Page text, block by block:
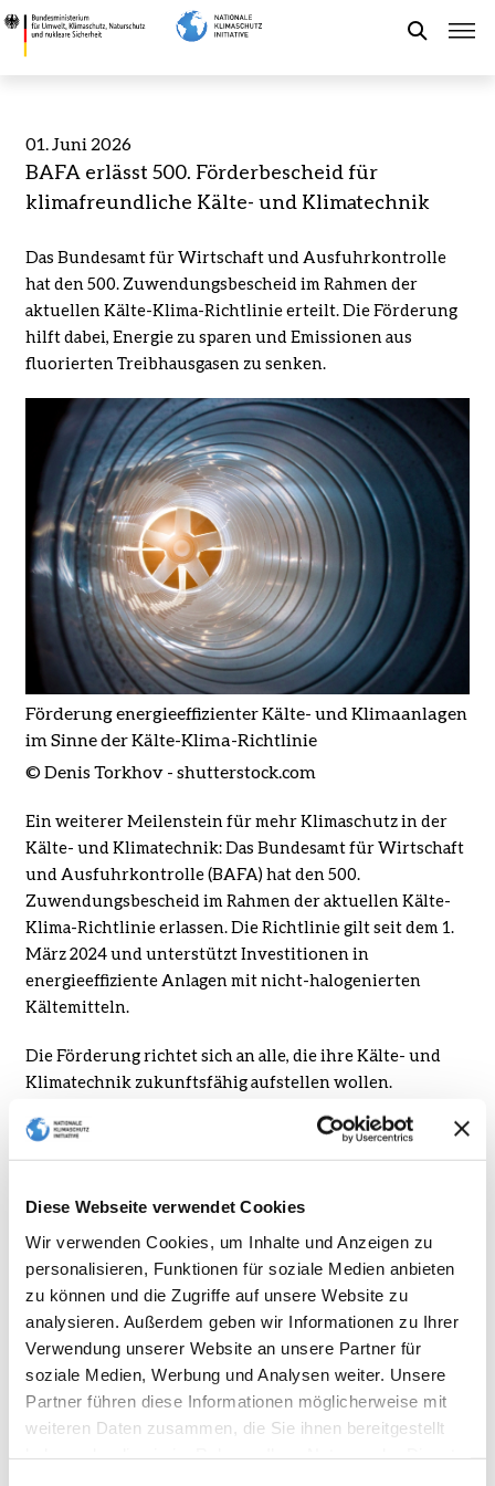
Diese Webseite verwendet Cookies
Wir verwenden Cookies, um Inhalte und Anzeigen zu
personalisieren, Funktionen für soziale Medien anbieten
zu können und die Zugriffe auf unsere Website zu
analysieren. Außerdem geben wir Informationen zu Ihrer
Verwendung unserer Website an unsere Partner für
soziale Medien, Werbung und Analysen weiter. Unsere
Partner führen diese Informationen möglicherweise mit
weiteren Daten zusammen, die Sie ihnen bereitgestellt
Direkt
zum
BAFA
erlässt
klimafreundliche
Kälte-
und
Bundesministerium
für
Umwelt,
Klimaschutz,
Naturschutz
nukleare
Sicherheit
Kommunaler Klimaschutz
Aktuelles
Leichte Sprache
01. Juni 2026
BAFA erlässt 500. Förderbescheid für
klimafreundliche Kälte- und Klimatechnik
Das Bundesamt für Wirtschaft und Ausfuhrkontrolle
hat den 500. Zuwendungsbescheid im Rahmen der
aktuellen Kälte-Klima-Richtlinie erteilt. Die Förderung
hilft dabei, Energie zu sparen und Emissionen aus
fluorierten Treibhausgasen zu senken.
Förderung energieeffizienter Kälte- und Klimaanlagen
im Sinne der Kälte-Klima-Richtlinie
© Denis Torkhov - shutterstock.com
Ein weiterer Meilenstein für mehr Klimaschutz in der
Kälte- und Klimatechnik: Das Bundesamt für Wirtschaft
und Ausfuhrkontrolle (BAFA) hat den 500.
Zuwendungsbescheid im Rahmen der aktuellen Kälte-
Klima-Richtlinie erlassen. Die Richtlinie gilt seit dem 1.
März 2024 und unterstützt Investitionen in
energieeffiziente Anlagen mit nicht-halogenierten
Kältemitteln.
Die Förderung richtet sich an alle, die ihre Kälte- und
Klimatechnik zukunftsfähig aufstellen wollen.
bestehender Technik. Auch die Einbindung
erneuerbarer Energien gehört dazu. Darüber hinaus
Abwärme nutzbar machen.
Nicht-halogenierten Kältemitteln kommt dabei eine
zentrale Rolle zu. Sie kommen ohne Fluor und Chlor aus,
belasten das Klima deutlich weniger und zählen nicht zu
den PFAS, den sogenannten Ewigkeits-Chemikalien.
Zum Einsatz kommen zum Beispiel CO₂, Ammoniak,
Propan oder Isobutan.